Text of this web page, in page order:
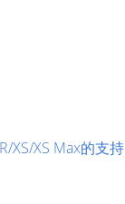
XS/XS Max的支持